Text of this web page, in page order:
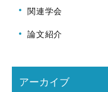
関連学会
論文紹介
アーカイブ